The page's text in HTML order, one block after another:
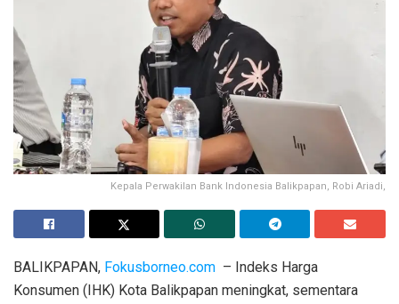
Kepala Perwakilan Bank Indonesia Balikpapan, Robi Ariadi,
BALIKPAPAN, Fokusborneo.com – Indeks Harga
Konsumen (IHK) Kota Balikpapan meningkat, sementara